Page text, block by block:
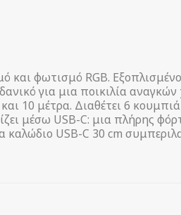
και φωτισμό RGB.
για μια ποικιλία
10 μέτρα. Διαθέτει 6
μέσω USB-C: μια πλήρης
USB-C 30 cm